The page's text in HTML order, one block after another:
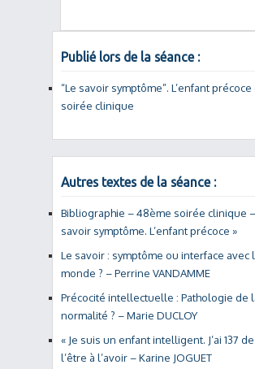
Publié lors de la séance :
“Le savoir symptôme”. L’enfant
soirée clinique
Autres textes de la séance :
Bibliographie – 48ème soirée clinique –
savoir symptôme. L’enfant précoce »
Le savoir : symptôme ou interface avec
monde ? – Perrine VANDAMME
Précocité intellectuelle : Pathologie de
normalité ? – Marie DUCLOY
« Je suis un enfant intelligent. J’ai 137
l’être à l’avoir – Karine JOGUET